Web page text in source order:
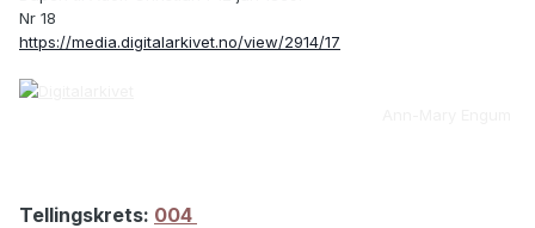
1610-til-1950.5885006-384530.html
Gr,nr 12 i Hadsel er Tengelfjord, sør for Raftsundet
Nr 18
https://media.digitalarkivet.no/view/2914/17
Tellingskrets: 004